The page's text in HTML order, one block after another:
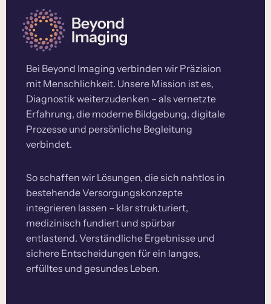
Bei Beyond Imaging verbinden wir Präzision
mit Menschlichkeit. Unsere Mission ist es,
Diagnostik weiterzudenken – als vernetzte
Erfahrung, die moderne Bildgebung, digitale
Prozesse und persönliche Begleitung
verbindet.
So schaffen wir Lösungen, die sich nahtlos in
bestehende Versorgungskonzepte
integrieren lassen – klar strukturiert,
medizinisch fundiert und spürbar
entlastend. Verständliche Ergebnisse und
sichere Entscheidungen für ein langes,
erfülltes und gesundes Leben.